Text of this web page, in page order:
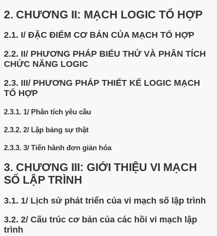
2. CHƯƠNG II: MẠCH LOGIC TỔ HỢP
2.1. I/ ĐẶC ĐIỂM CƠ BẢN CỦA MẠCH TỔ HỢP
2.2. II/ PHƯƠNG PHÁP BIỂU THỨ VÀ PHÂN TÍCH
CHỨC NĂNG LOGIC
2.3. III/ PHƯƠNG PHÁP THIẾT KẾ LOGIC MẠCH
TỔ HỢP
2.3.1. 1/ Phân tích yêu cầu
2.3.2. 2/ Lập bảng sự thật
2.3.3. 3/ Tiến hành đơn giản hóa
3. CHƯƠNG III: GIỚI THIỆU VI MẠCH
SỐ LẬP TRÌNH
3.1. 1/ Lịch sử phát triển của vi mạch số lập trình
3.2. 2/ Cấu trúc cơ bản của các hồi vi mạch lập
trình